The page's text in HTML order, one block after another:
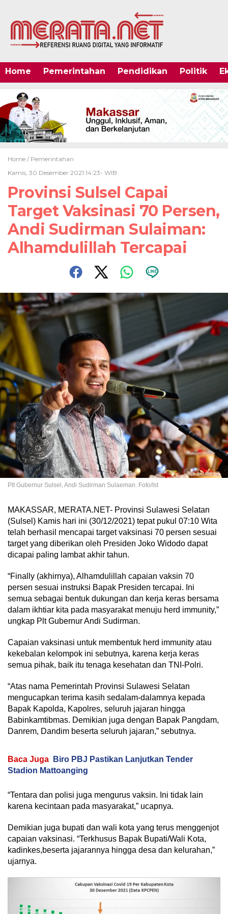
Home Pemerintahan Pendidikan Politik
Home / Pemerintahan
Kamis, 30 Desember 2021 14:23- WIB
Provinsi Sulsel Capai
Target Vaksinasi 70 Persen,
Andi Sudirman Sulaiman:
Alhamdulillah Tercapai
Plt Gubernur Sulsel, Andi Sudirman Sulaeman. Foto/Ist
MAKASSAR, MERATA.NET- Provinsi Sulawesi Selatan
(Sulsel) Kamis hari ini (30/12/2021) tepat pukul 07:10 Wita
telah berhasil mencapai target vaksinasi 70 persen sesuai
target yang diberikan oleh Presiden Joko Widodo dapat
dicapai paling lambat akhir tahun.
“Finally (akhirnya), Alhamdulillah capaian vaksin 70
persen sesuai instruksi Bapak Presiden tercapai. Ini
semua sebagai bentuk dukungan dan kerja keras bersama
dalam ikhtiar kita pada masyarakat menuju herd immunity,”
ungkap Plt Gubernur Andi Sudirman.
Capaian vaksinasi untuk membentuk herd immunity atau
kekebalan kelompok ini sebutnya, karena kerja keras
semua pihak, baik itu tenaga kesehatan dan TNI-Polri.
“Atas nama Pemerintah Provinsi Sulawesi Selatan
mengucapkan terima kasih sedalam-dalamnya kepada
Bapak Kapolda, Kapolres, seluruh jajaran hingga
Babinkamtibmas. Demikian juga dengan Bapak Pangdam,
Danrem, Dandim beserta seluruh jajaran,” sebutnya.
Baca Juga
Biro PBJ Pastikan Lanjutkan Tender
Stadion Mattoanging
“Tentara dan polisi juga mengurus vaksin. Ini tidak lain
karena kecintaan pada masyarakat,” ucapnya.
Demikian juga bupati dan wali kota yang terus menggenjot
capaian vaksinasi. “Terkhusus Bapak Bupati/Wali Kota,
kadinkes,beserta jajarannya hingga desa dan kelurahan,”
ujarnya.